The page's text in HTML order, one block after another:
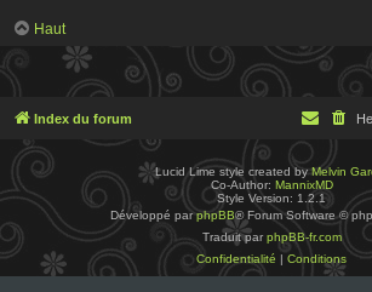
Haut
Index du forum
Lucid Lime style created byMelvin
Co-Author: MannixMD
Style Version: 1.2.1
Développé parphpBB® Forum Software ©
Traduit par phpBB-fr.com
Confidentialité | Conditions